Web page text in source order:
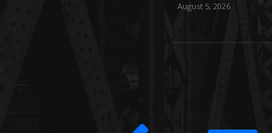
August 5, 2026